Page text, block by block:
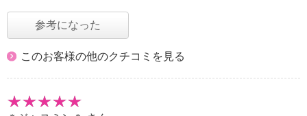
参考になった
このお客様の他のクチコミを見る